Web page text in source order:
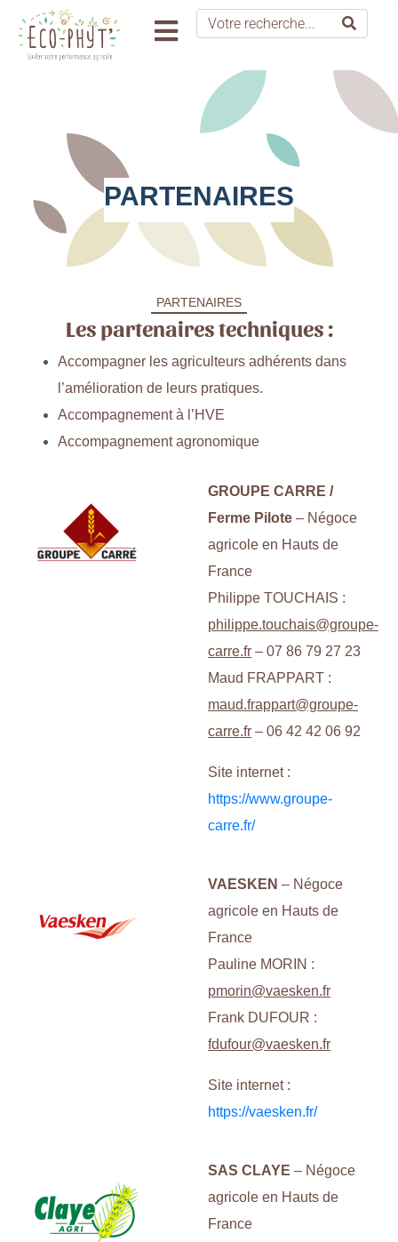
PARTENAIRES
PARTENAIRES
Les partenaires techniques :
Accompagner les agriculteurs adhérents dans
l’amélioration de leurs pratiques.
Accompagnement à l’HVE
Accompagnement agronomique
GROUPE CARRE /
Ferme Pilote – Négoce
agricole en Hauts de
France
Philippe TOUCHAIS :
philippe.touchais@groupe-
carre.fr – 07 86 79 27 23
Maud FRAPPART :
maud.frappart@groupe-
carre.fr – 06 42 42 06 92
Site internet :
https://www.groupe-
carre.fr/
VAESKEN – Négoce
agricole en Hauts de
France
Pauline MORIN :
pmorin@vaesken.fr
Frank DUFOUR :
fdufour@vaesken.fr
Site internet :
https://vaesken.fr/
SAS CLAYE – Négoce
agricole en Hauts de
France